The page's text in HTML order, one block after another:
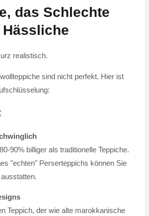
das Schlechte
realistisch.
sind nicht perfekt. Hier ist
90% billiger als traditionelle Teppiche.
"echten" Perserteppichs können Sie
Teppich, der wie alte marokkanische